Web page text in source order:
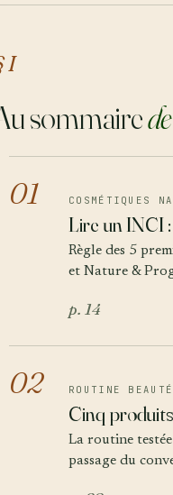
I
sommaire
01 COSMÉTIQUES
Lire un INCI
Règle des 5
et Nature &
p. 14
02 ROUTINE
Cinq
La routine
passage du